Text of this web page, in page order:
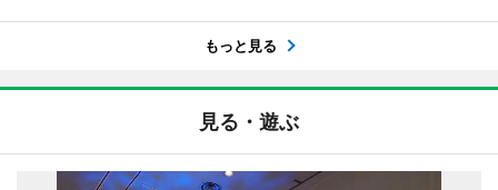
もっと見る
見る・遊ぶ